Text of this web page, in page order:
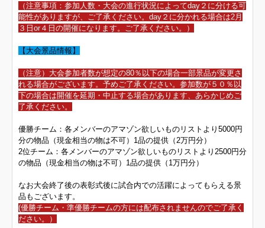
（注意事項：参加人数・大会の進行状況によってday２に分ける可
能性がありますが、ご了承ください。day２に分かれる場合は2月
３日or４日の開催になります。ご了承ください。）
【大会景品情報】
（注意）大会参加者数が想定の80％以下の場合一部景品が変更さ
れる場合がございます。予めご了承ください。参加数が５０％以
下の場合は開催を延期・中止する場合があります、あらかじめご
了承ください。
優勝チーム：各メンバーのアマゾン欲しいものリストより5000円
分の物品（現金相当の物は不可）1品の提供（2万円分）
2位チーム：各メンバーのアマゾン欲しいものリストより2500円分
の物品（現金相当の物は不可）1品の提供（1万円分）
なお大会終了後の表彰式後に試合内での活躍によってもらえる景
品もございます。
(優勝チーム・準優勝チームの方には配布されませんのでご了承く
ださい。）